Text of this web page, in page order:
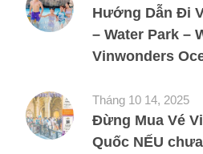
Hướng Dẫn Đi
– Water Park –
Vinwonders
Tháng 10 14, 2025
Đừng Mua Vé
Quốc NẾU